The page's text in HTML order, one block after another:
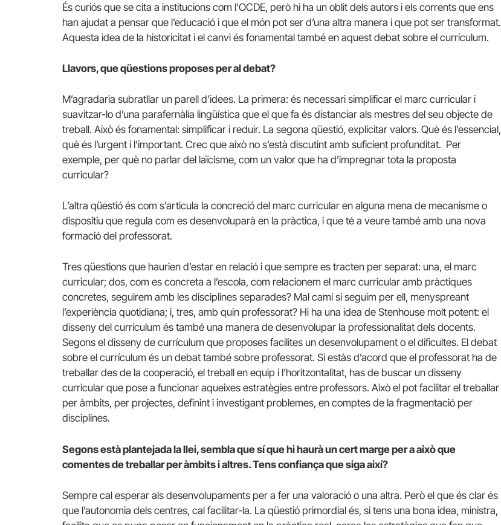
És curiós que se cita a institucions com l’OCDE, però hi ha un oblit dels autors i els corrents que ens
han ajudat a pensar que l’educació i que el món pot ser d’una altra manera i que pot ser transformat.
Aquesta idea de la historicitat i el canvi és fonamental també en aquest debat sobre el currículum.
Llavors, que qüestions proposes per al debat?
M’agradaria subratllar un parell d’idees. La primera: és necessari simplificar el marc curricular i
suavitzar-lo d’una parafernàlia lingüística que el que fa és distanciar als mestres del seu objecte de
treball. Això és fonamental: simplificar i reduir. La segona qüestió, explicitar valors. Què és l’essencial,
què és l’urgent i l’important. Crec que això no s’està discutint amb suficient profunditat. Per
exemple, per què no parlar del laïcisme, com un valor que ha d’impregnar tota la proposta
curricular?
L’altra qüestió és com s’articula la concreció del marc curricular en alguna mena de mecanisme o
dispositiu que regula com es desenvoluparà en la pràctica, i que té a veure també amb una nova
formació del professorat.
Tres qüestions que haurien d’estar en relació i que sempre es tracten per separat: una, el marc
curricular; dos, com es concreta a l’escola, com relacionem el marc curricular amb pràctiques
concretes, seguirem amb les disciplines separades? Mal camí si seguim per ell, menyspreant
l’experiència quotidiana; i, tres, amb quin professorat? Hi ha una idea de Stenhouse molt potent: el
disseny del currículum és també una manera de desenvolupar la professionalitat dels docents.
Segons el disseny de currículum que proposes facilites un desenvolupament o el dificultes. El debat
sobre el currículum és un debat també sobre professorat. Si estàs d’acord que el professorat ha de
treballar des de la cooperació, el treball en equip i l’horitzontalitat, has de buscar un disseny
curricular que pose a funcionar aqueixes estratègies entre professors. Això el pot facilitar el treballar
per àmbits, per projectes, definint i investigant problemes, en comptes de la fragmentació per
disciplines.
Segons està plantejada la llei, sembla que sí que hi haurà un cert marge per a això que
comentes de treballar per àmbits i altres. Tens confiança que siga així?
Sempre cal esperar als desenvolupaments per a fer una valoració o una altra. Però el que és clar és
que l’autonomia dels centres, cal facilitar-la. La qüestió primordial és, si tens una bona idea, ministra,